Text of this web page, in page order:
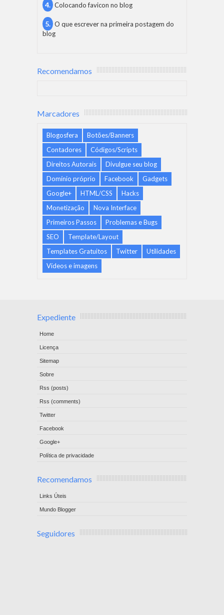
Colocando favicon no blog
O que escrever na primeira postagem do
blog
Recomendamos
Marcadores
Blogosfera
Botões/Banners
Contadores
Códigos/Scripts
Direitos Autorais
Divulgue seu blog
Domínio próprio
Facebook
Gadgets
Google+
HTML/CSS
Hacks
Monetização
Nova Interface
Primeiros Passos
Problemas e Bugs
SEO
Template/Layout
Templates Gratuitos
Twitter
Utilidades
Vídeos e imagens
Expediente
Home
Licença
Sitemap
Sobre
Rss (posts)
Rss (comments)
Twitter
Facebook
Google+
Política de privacidade
Recomendamos
Links Úteis
Mundo Blogger
Seguidores